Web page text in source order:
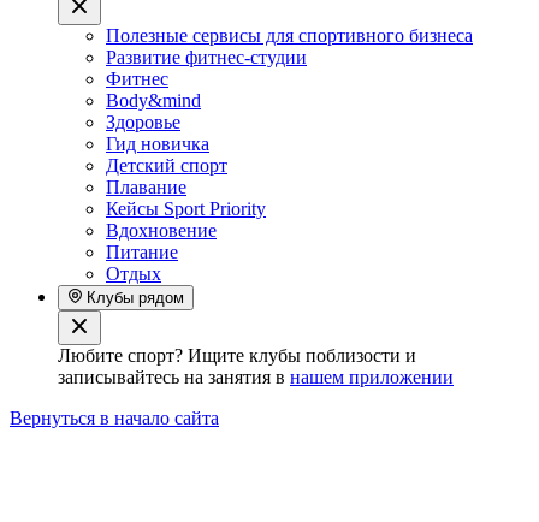
Полезные сервисы для спортивного бизнеса
Развитие фитнес-студии
Фитнес
Body&mind
Здоровье
Гид новичка
Детский спорт
Плавание
Кейсы Sport Priority
Вдохновение
Питание
Отдых
Клубы рядом
Любите спорт? Ищите клубы поблизости и
записывайтесь на занятия в нашем приложении
Вернуться в начало сайта